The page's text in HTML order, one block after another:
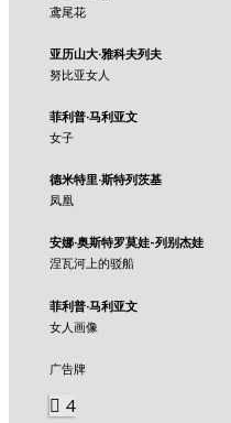
鸢尾花
亚历山大·雅科夫列夫
努比亚女人
菲利普·马利亚文
女子
德米特里·斯特列茨基
凤凰
安娜·奥斯特罗莫娃-列别杰娃
涅瓦河上的驳船
菲利普·马利亚文
女人画像
广告牌
4